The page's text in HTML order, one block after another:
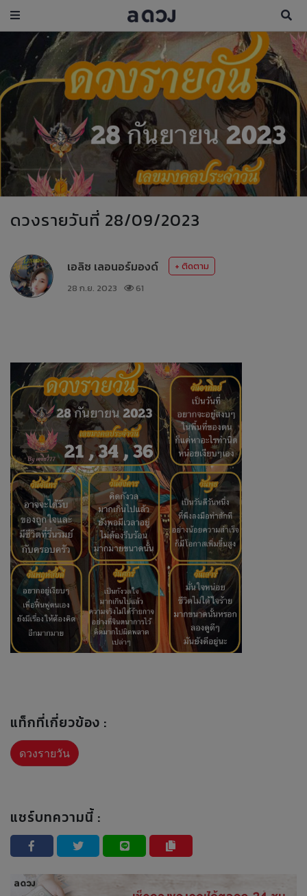
ดวงรายวันที่ 28/09/2023
เอลิซ เลอนอร์มองด์
+ ติดตาม
28 ก.ย. 2023
61
แท็กที่เกี่ยวข้อง :
ดวงรายวัน
แชร์บทความนี้ :